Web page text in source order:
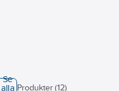
Se
alla Produkter (12)